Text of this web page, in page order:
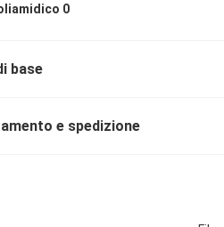
0
base
e spedizione